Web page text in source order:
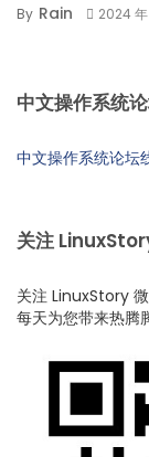
By Rain 2024 年
中文操作系统
中文操作系统论坛
关注
关注 LinuxStory
每天为您带来热腾